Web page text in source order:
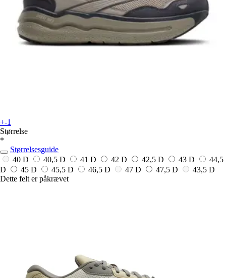
+-1
Størrelse
*
Størrelsesguide
40 D
40,5 D 41 D 42 D 42,5 D 43 D
44,5
D
45 D 45,5 D 46,5 D 47 D 47,5 D
43,5 D
Dette felt er påkrævet